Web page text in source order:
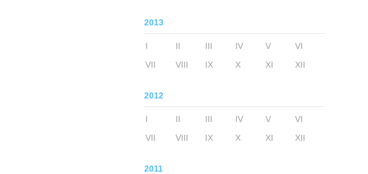
2013
I II III IV V
VI
VII
VIII IX X XI XII
2012
I II III IV V
VI
VII
VIII IX X XI XII
2011